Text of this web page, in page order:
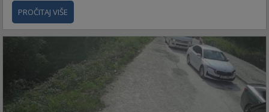
PROČITAJ VIŠE